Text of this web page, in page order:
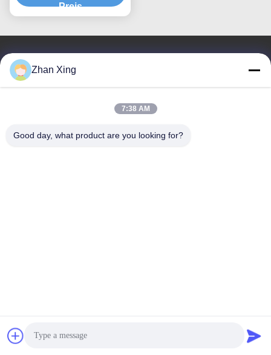
Produktionsanlagen
Preis
Treten Sie mit uns in Verbindung
Technology Co,. Ltd.
86-0755-29932659
Zhan Xing
7:38 AM
Good day, what product are you looking for?